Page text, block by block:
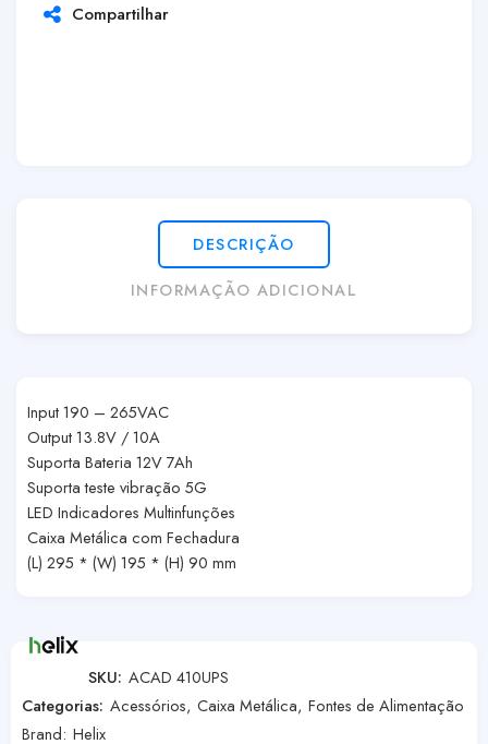
Compartilhar
DESCRIÇÃO
INFORMAÇÃO ADICIONAL
Input 190 – 265VAC
Output 13.8V / 10A
Suporta Bateria 12V 7Ah
Suporta teste vibração 5G
LED Indicadores Multinfunções
Caixa Metálica com Fechadura
(L) 295 * (W) 195 * (H) 90 mm
SKU: ACAD 410UPS
Categorias: Acessórios, Caixa Metálica, Fontes de Alimentação
Brand: Helix